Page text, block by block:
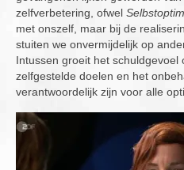
zelfverbetering, ofwel
met onszelf, maar bij de
stuiten we onvermijdelijk op
Intussen groeit het
zelfgestelde doelen en het
verantwoordelijk zijn voor alle